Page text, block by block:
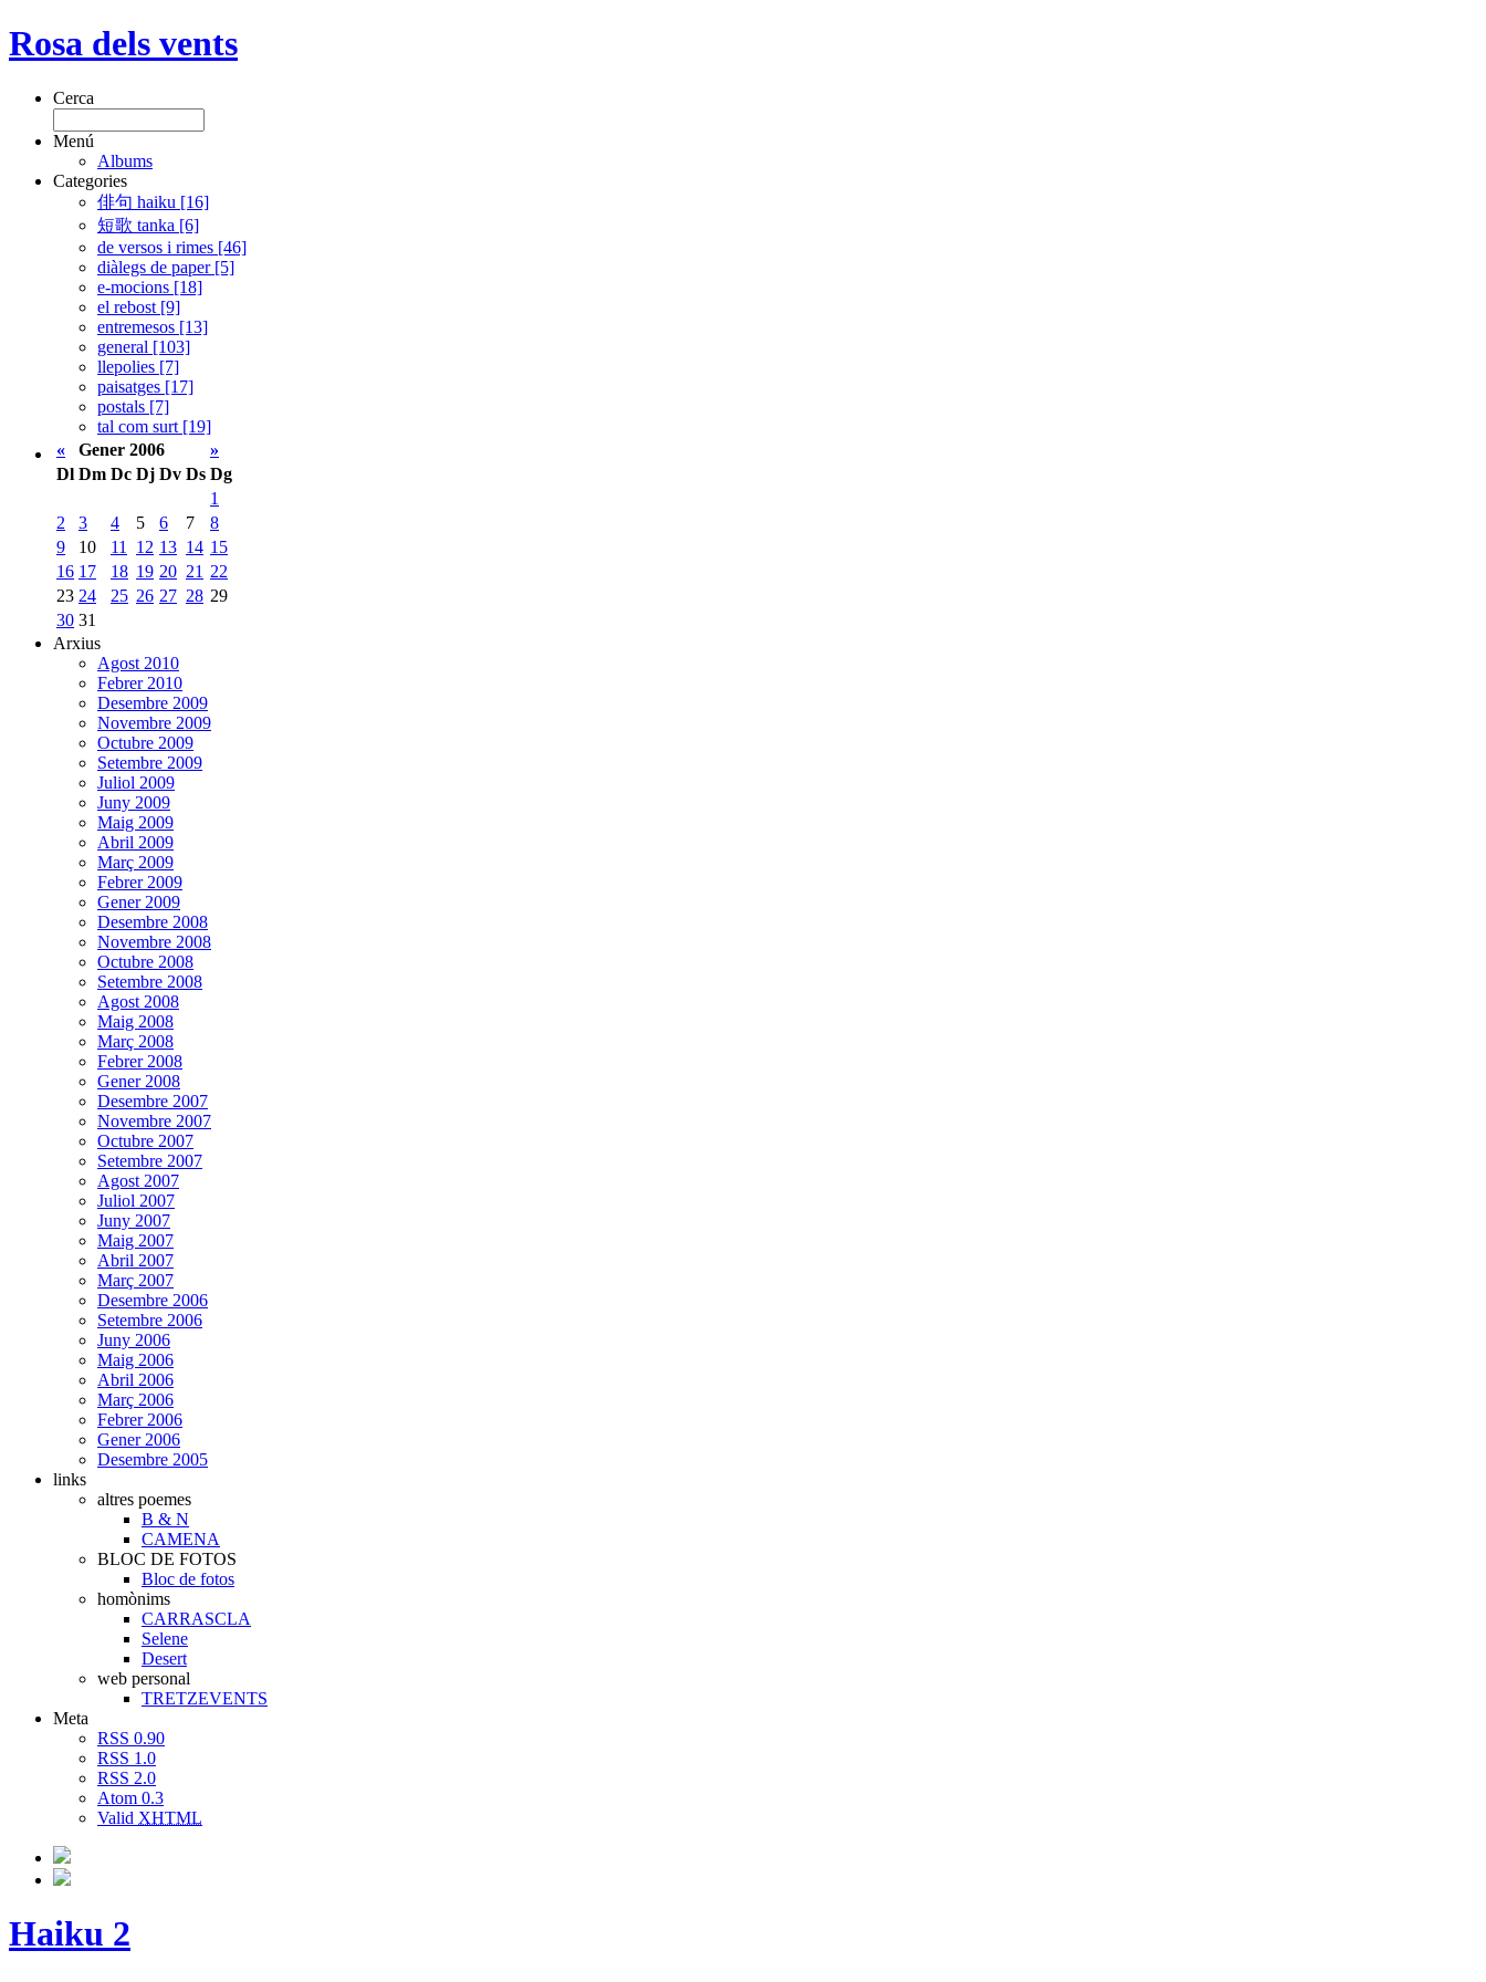
Rosa dels vents
Cerca
Menú
Albums
Categories
俳句 haiku [16]
短歌 tanka [6]
de versos i rimes [46]
diàlegs de paper [5]
e-mocions [18]
el rebost [9]
entremesos [13]
general [103]
llepolies [7]
paisatges [17]
postals [7]
tal com surt [19]
«
Gener 2006
»
Dl Dm Dc Dj Dv Ds Dg
1
2
3 4 5 6 7
8
9
10 11 12 13 14 15
16 17 18 19 20 21 22
23 24 25 26 27 28 29
30 31
Arxius
Agost 2010
Febrer 2010
Desembre 2009
Novembre 2009
Octubre 2009
Setembre 2009
Juliol 2009
Juny 2009
Maig 2009
Abril 2009
Març 2009
Febrer 2009
Gener 2009
Desembre 2008
Novembre 2008
Octubre 2008
Setembre 2008
Agost 2008
Maig 2008
Març 2008
Febrer 2008
Gener 2008
Desembre 2007
Novembre 2007
Octubre 2007
Setembre 2007
Agost 2007
Juliol 2007
Juny 2007
Maig 2007
Abril 2007
Març 2007
Desembre 2006
Setembre 2006
Juny 2006
Maig 2006
Abril 2006
Març 2006
Febrer 2006
Gener 2006
Desembre 2005
links
altres poemes
B & N
CAMENA
BLOC DE FOTOS
Bloc de fotos
homònims
CARRASCLA
Selene
Desert
web personal
TRETZEVENTS
Meta
RSS 0.90
RSS 1.0
RSS 2.0
Atom 0.3
Valid XHTML
Haiku 2